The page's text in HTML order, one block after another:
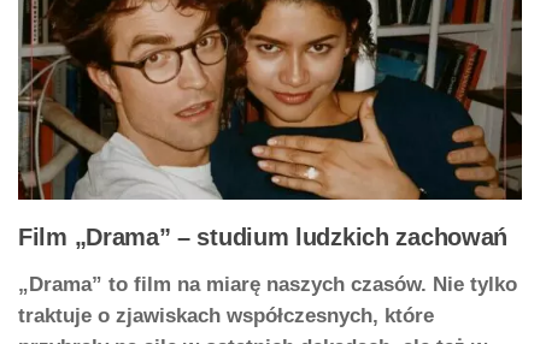
Film „Drama” – studium ludzkich zachowań
„Drama” to film na miarę naszych czasów. Nie tylko
traktuje o zjawiskach współczesnych, które